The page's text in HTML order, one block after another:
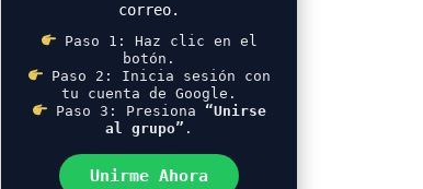
correo.
Paso 1: Haz clic en el
botón.
Paso 2: Inicia sesión con
tu cuenta de Google.
Paso 3: Presiona “Unirse
al grupo” .
Unirme Ahora